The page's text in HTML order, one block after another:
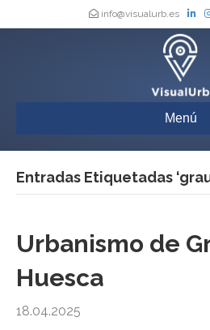
info@visualurb.es
Menú
Entradas Etiquetadas
Urbanismo de
Huesca
18.04.2025